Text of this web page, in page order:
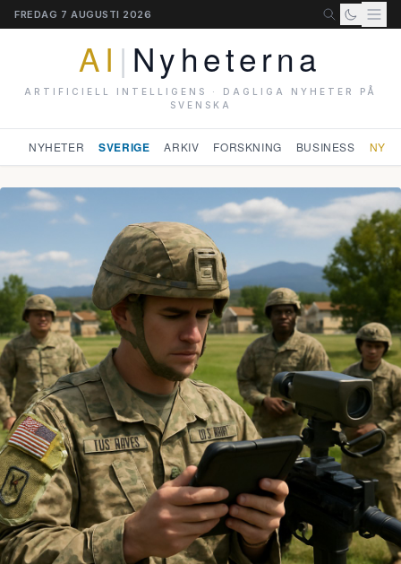
FREDAG 7 AUGUSTI 2026
AI | Nyheterna
ARTIFICIELL INTELLIGENS · DAGLIGA NYHETER PÅ
SVENSKA
NYHETER SVERIGE ARKIV FORSKNING BUSINESS